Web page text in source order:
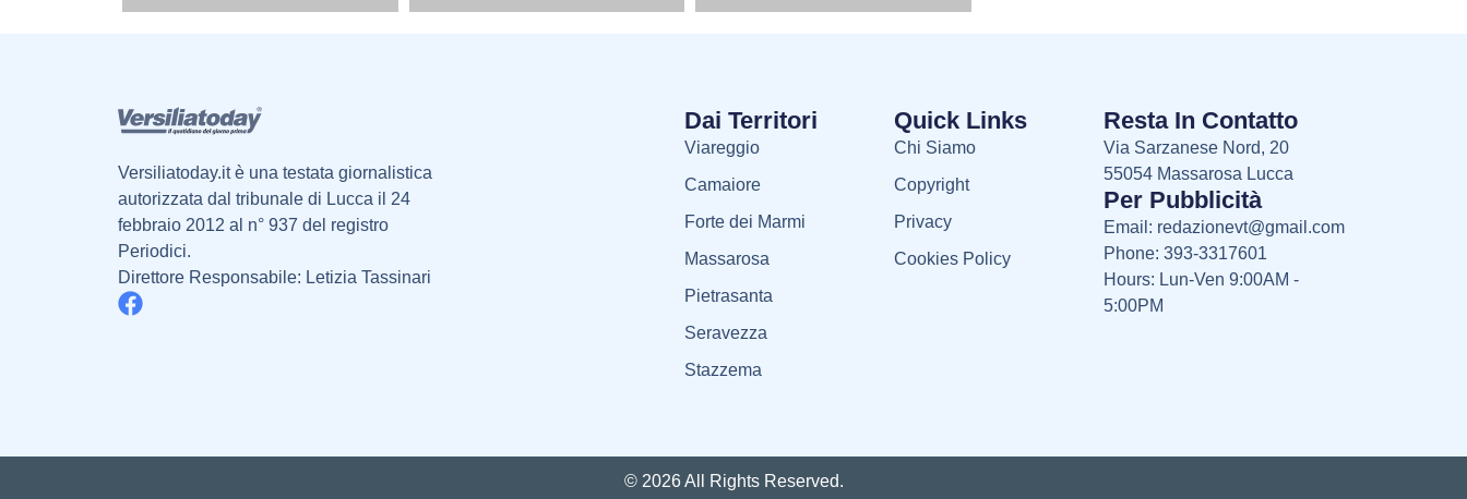
Versiliatoday.it è una testata giornalistica
autorizzata dal tribunale di Lucca il 24
febbraio 2012 al n° 937 del registro
Periodici.
Direttore Responsabile: Letizia Tassinari
Dai Territori
Viareggio
Camaiore
Forte dei Marmi
Massarosa
Pietrasanta
Seravezza
Stazzema
Quick Links
Chi Siamo
Copyright
Privacy
Cookies Policy
Resta In Contatto
Via Sarzanese Nord, 20
55054 Massarosa Lucca
Per Pubblicità
Email: redazionevt@gmail.com
Phone: 393-3317601
Hours: Lun-Ven 9:00AM -
5:00PM
© 2026 All Rights Reserved.